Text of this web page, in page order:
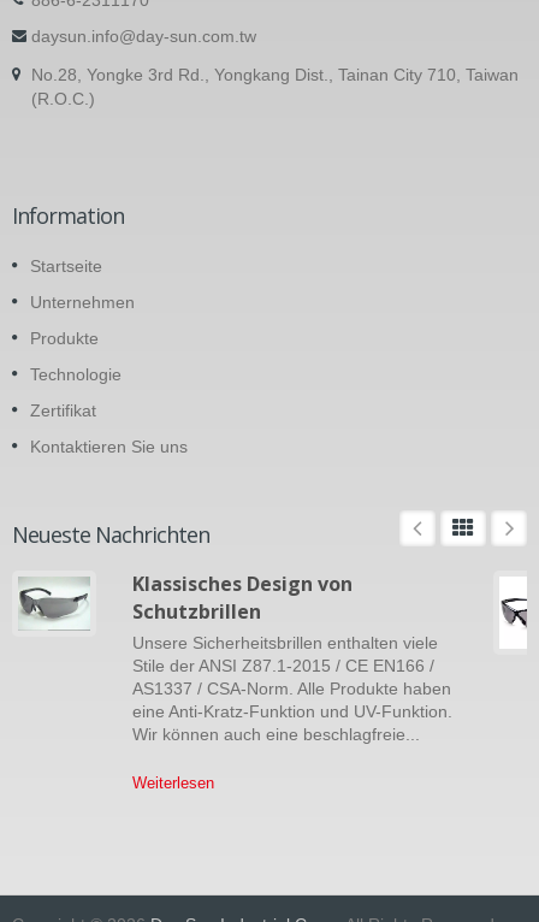
daysun.info@day-sun.com.tw
No.28, Yongke 3rd Rd., Yongkang Dist., Tainan City 710, Taiwan
(R.O.C.)
Information
Startseite
Unternehmen
Produkte
Technologie
Zertifikat
Kontaktieren Sie uns
Neueste Nachrichten
Klassisches Design von
Schutzbrillen
Unsere Sicherheitsbrillen enthalten viele
Stile der ANSI Z87.1-2015 / CE EN166 /
AS1337 / CSA-Norm. Alle Produkte haben
eine Anti-Kratz-Funktion und UV-Funktion.
Wir können auch eine beschlagfreie...
Weiterlesen